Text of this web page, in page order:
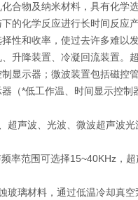
合物及纳米材料，具有化
的化学反应进行长时间反
性和收率，使过去许多难
升降装置、冷凝回流装置
显示器；微波装置包括磁
（*低工作温、时间显示控
超声波、光波、微波超声波
率范围可选择15~40KHz，
玻璃材料，通过低温冷却真